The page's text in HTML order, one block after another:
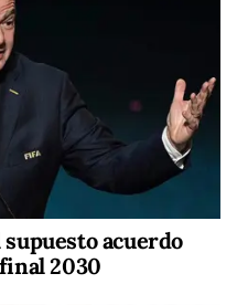
acuerdo
2030